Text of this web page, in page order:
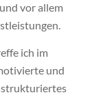
vor allem
ich im
und